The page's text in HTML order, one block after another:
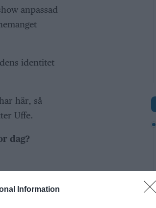
Information
anpassad
identitet
här, så
Uffe.
dag?
att allt